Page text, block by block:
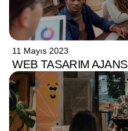
11 Mayıs 2023
WEB TASARIM